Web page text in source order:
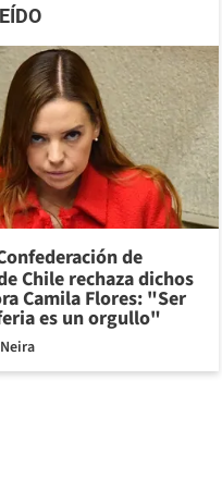
de
Chile rechaza dichos
Camila Flores: "Ser
es un orgullo"